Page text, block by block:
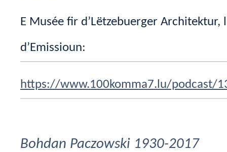
E Musée fir d’Lëtzebuerger Architektur,
d’Emissioun:
https://www.100komma7.lu/podcast/
Bohdan Paczowski 1930-2017